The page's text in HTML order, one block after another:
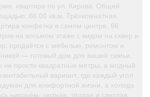
Я - пенсионер
квартира по ул. Кирова. Общей
66.00 кв.м. Трёхкомнатная
конфетка в самом центре, 66
на восьмом этаже с видом на сквер и
продаётся с мебелью, ремонтом и
— готовый дом для вашей семьи.
не просто квадратные метры, а модный
вариант, где каждый угол
для комфортной жизни, а холода
нипочём- уютная, тёплая и светлая